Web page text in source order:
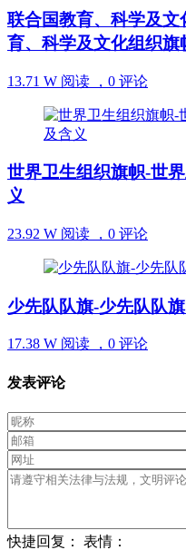
联合国教育、科学及
育、科学及文化组织旗
13.71 W 阅读 ， 0 评论
世界卫生组织旗帜-世
义
23.92 W 阅读 ， 0 评论
少先队队旗-少先队队
17.38 W 阅读 ， 0 评论
发表评论
快捷回复： 表情：